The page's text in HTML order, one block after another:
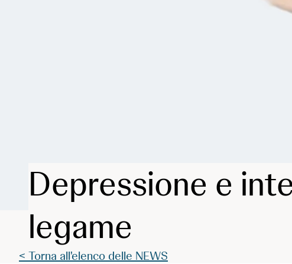
Depressione e
legame
< Torna all'elenco delle NEWS